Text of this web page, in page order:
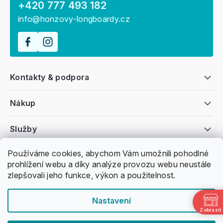
Používáme cookies, abychom Vám umožnili pohodlné
prohlížení webu a díky analýze provozu webu neustále
zlepšovali jeho funkce, výkon a použitelnost.
Nastavení
Všeobecné informace
Nákup
Kontakty & podpora
Služby
+420 777 493 182
info@honzovy-longboardy.cz
Zobrazit